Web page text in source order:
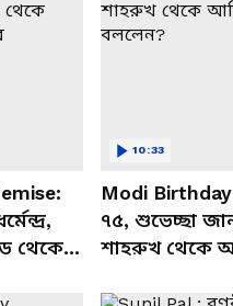
থেকে
Modi
৭৫, শুভেচ্ছা
শাহরুখ থেকে
10:33